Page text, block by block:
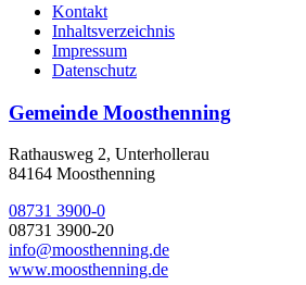
Kontakt
Inhaltsverzeichnis
Impressum
Datenschutz
Gemeinde Moosthenning
Rathausweg 2, Unterhollerau
84164 Moosthenning
08731 3900-0
08731 3900-20
info@moosthenning.de
www.moosthenning.de